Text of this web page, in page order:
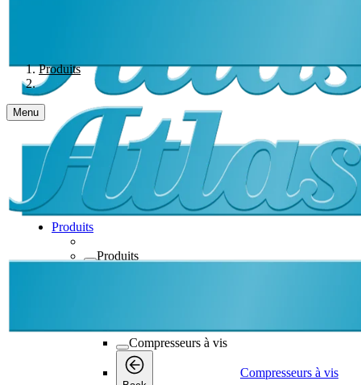
Produits
Menu
Produits
Produits
Compresseurs à vis
Compresseurs à vis